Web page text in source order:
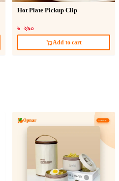
Hot Plate Pickup Clip
৳ ২৯০
Add to cart